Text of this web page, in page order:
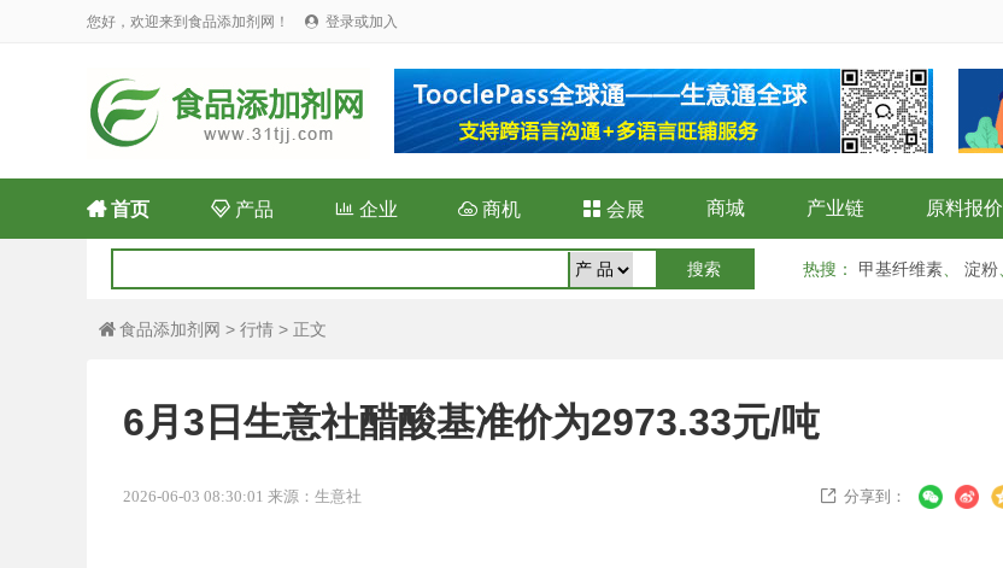
您好，欢迎来到食品添加剂网！  登录或加入
首页 产品 企业  商机  会展 商城 产业链 原料报价
热搜 ： 甲基纤维素 淀粉
 食品添加剂网 > 行情 > 正文
6月3日生意社醋酸基准价为2973.33元/吨
2026-06-03 08:30:01 来源：生意社  分享到：